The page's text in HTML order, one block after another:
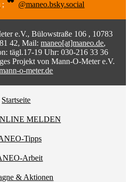
; @maneo.bsky.social
e.V., Bülowstraße 106 , 10783
42, Mail:maneo[at]maneo.de,
tägl.17-19 Uhr: 030-216 33 36
Projekt von Mann-O-Meter e.V.
o-meter.de
Startseite
MELDEN
Tipps
Arbeit
& Aktionen